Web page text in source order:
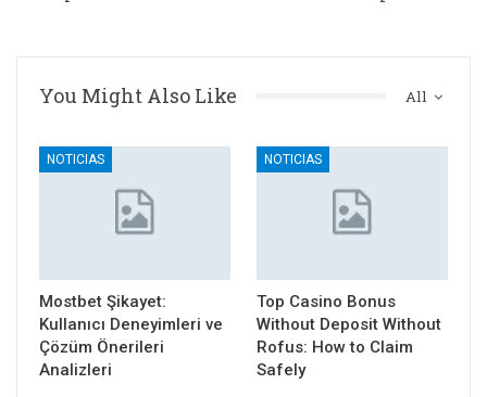
All
You Might Also Like
NOTICIAS
Mostbet Şikayet:
Kullanıcı Deneyimleri ve
Çözüm Önerileri
Analizleri
NOTICIAS
Top Casino Bonus
Without Deposit Without
Rofus: How to Claim
Safely